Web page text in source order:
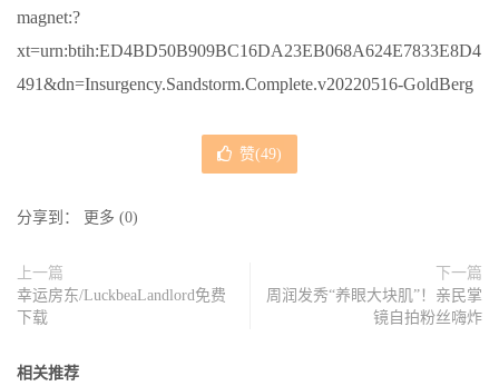
magnet:?
xt=urn:btih:ED4BD50B909BC16DA23EB068A624E7833E8D4
491&dn=Insurgency.Sandstorm.Complete.v20220516-GoldBerg
赞(49)
分享到： 更多 (0)
上一篇
幸运房东/LuckbeaLandlord免费
下载
下一篇
周润发秀“养眼大块肌”！亲民掌
镜自拍粉丝嗨炸
相关推荐